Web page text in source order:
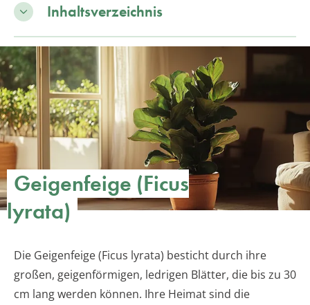
Inhaltsverzeichnis
Geigenfeige (Ficus
lyrata)
Die Geigenfeige (Ficus lyrata) besticht durch ihre
großen, geigenförmigen, ledrigen Blätter, die bis zu 30
cm lang werden können. Ihre Heimat sind die